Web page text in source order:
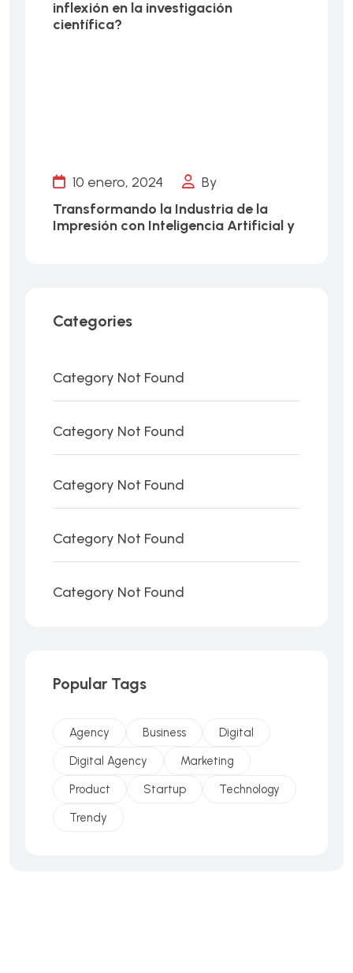
inflexión en la investigación
científica?
10 enero, 2024
By
Transformando la Industria de la
Impresión con Inteligencia Artificial y
Categories
Category Not Found
Category Not Found
Category Not Found
Category Not Found
Category Not Found
Popular Tags
Agency Business
Digital
Digital Agency
Marketing
Product
Startup
Technology
Trendy